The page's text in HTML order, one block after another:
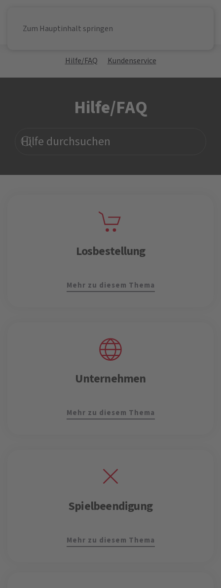
Zum Hauptinhalt springen
Hilfe/FAQ Kundenservice
Hilfe/FAQ
Losbestellung
Mehr zu diesem Thema
Unternehmen
Mehr zu diesem Thema
Spielbeendigung
Mehr zu diesem Thema